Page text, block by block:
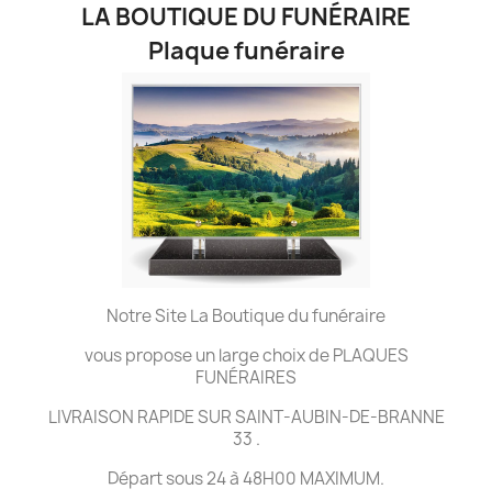
LA BOUTIQUE DU FUNÉRAIRE
Plaque funéraire
Notre Site La Boutique du funéraire
vous propose un large choix de PLAQUES
FUNÉRAIRES
LIVRAISON RAPIDE SUR SAINT-AUBIN-DE-BRANNE
33 .
Départ sous 24 à 48H00 MAXIMUM.